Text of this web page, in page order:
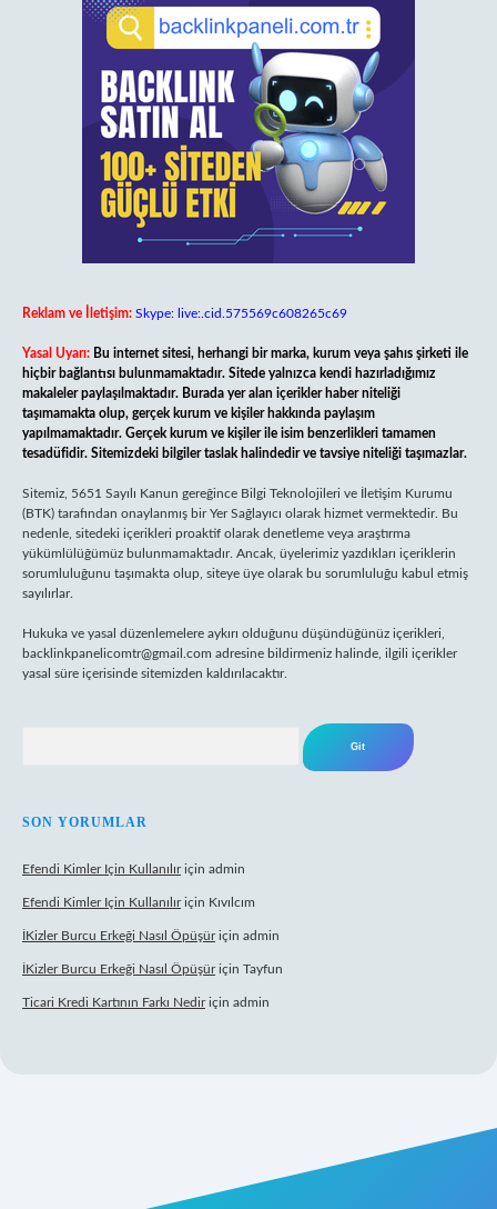
Reklam ve İletişim: Skype: live:.cid.575569c608265c69
Yasal Uyarı: Bu internet sitesi, herhangi bir marka, kurum veya şahıs şirketi ile
hiçbir bağlantısı bulunmamaktadır. Sitede yalnızca kendi hazırladığımız
makaleler paylaşılmaktadır. Burada yer alan içerikler haber niteliği
taşımamakta olup, gerçek kurum ve kişiler hakkında paylaşım
yapılmamaktadır. Gerçek kurum ve kişiler ile isim benzerlikleri tamamen
tesadüfidir. Sitemizdeki bilgiler taslak halindedir ve tavsiye niteliği taşımazlar.
Sitemiz, 5651 Sayılı Kanun gereğince Bilgi Teknolojileri ve İletişim Kurumu
(BTK) tarafından onaylanmış bir Yer Sağlayıcı olarak hizmet vermektedir. Bu
nedenle, sitedeki içerikleri proaktif olarak denetleme veya araştırma
yükümlülüğümüz bulunmamaktadır. Ancak, üyelerimiz yazdıkları içeriklerin
sorumluluğunu taşımakta olup, siteye üye olarak bu sorumluluğu kabul etmiş
sayılırlar.
Hukuka ve yasal düzenlemelere aykırı olduğunu düşündüğünüz içerikleri,
backlinkpanelicomtr@gmail.com adresine bildirmeniz halinde, ilgili içerikler
yasal süre içerisinde sitemizden kaldırılacaktır.
SON YORUMLAR
Efendi Kimler Için Kullanılıriçin admin
Efendi Kimler Için Kullanılıriçin Kıvılcım
İKizler Burcu Erkeği Nasıl Öpüşüriçin admin
İKizler Burcu Erkeği Nasıl Öpüşüriçin Tayfun
Ticari Kredi Kartının Farkı Nediriçin admin